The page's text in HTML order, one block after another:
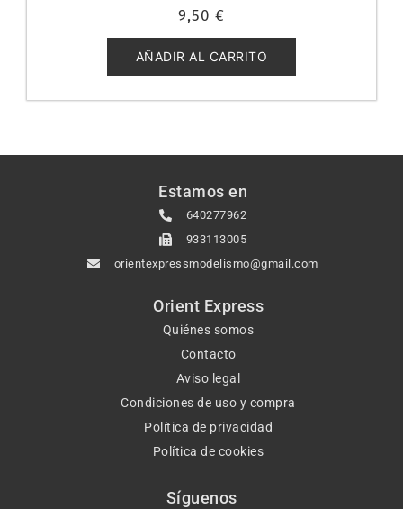
con
de
5
9,50 €
AÑADIR AL CARRITO
Estamos en
640277962
933113005
orientexpressmodelismo@gmail.com
Orient Express
Quiénes somos
Contacto
Aviso legal
Condiciones de uso y compra
Política de privacidad
Política de cookies
Síguenos